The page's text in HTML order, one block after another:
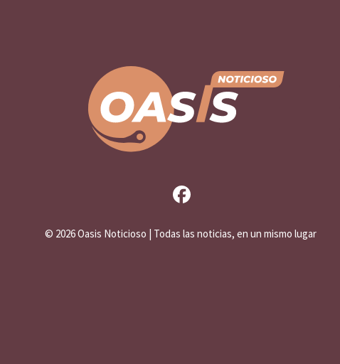
© 2026 Oasis Noticioso | Todas las noticias, en un mismo lugar